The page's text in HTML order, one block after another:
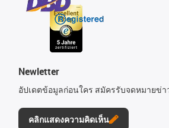
Newletter
อัปเดตข้อมูลก่อนใคร สมัครรับจดหมายข่
คลิกแสดงความคิดเห็น